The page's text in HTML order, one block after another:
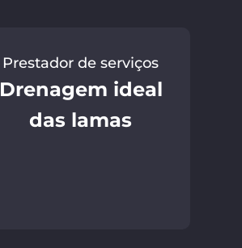
Prestador de serviços
Drenagem ideal
das lamas